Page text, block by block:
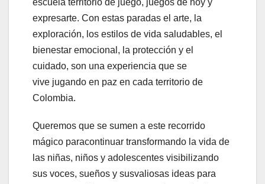
expresarte. Con estas paradas el arte, la
exploración, los estilos de vida saludables, el
bienestar emocional, la protección y el
cuidado, son una experiencia que se
vive jugando en paz en cada territorio de
Colombia.
Queremos que se sumen a este recorrido
mágico paracontinuar transformando la vida de
las niñas, niños y adolescentes visibilizando
sus voces, sueños y susvaliosas ideas para